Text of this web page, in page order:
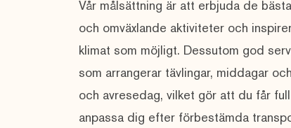
Vår målsättning är att erbjuda de
och omväxlande aktiviteter och
klimat som möjligt. Dessutom god
som arrangerar tävlingar, middagar
och avresedag, vilket gör att du får
anpassa dig efter förbestämda